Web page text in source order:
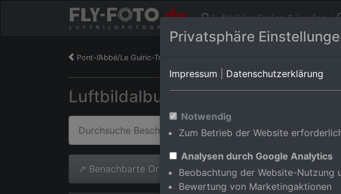
Luftbilder finden & kaufen
Pont-l’Abbé/Le Guiric-Trebehoret
Luftbildalbum von Saint-Jean-
⇗ Benachbarte Orte
Privatsphäre
Impressum Datenschutzerklärung
Notwendig
Zum Betrieb der Website
Analysen durch Google Analytics
Beobachtung der Website-Nutzung
Bewertung von Marketingaktionen